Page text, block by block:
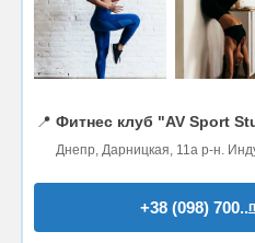
📍 Фитнес клуб "AV Sport
Днепр, Дарницкая, 11а р-н.
+38 (098) 700..